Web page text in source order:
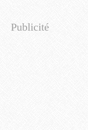
Publicité